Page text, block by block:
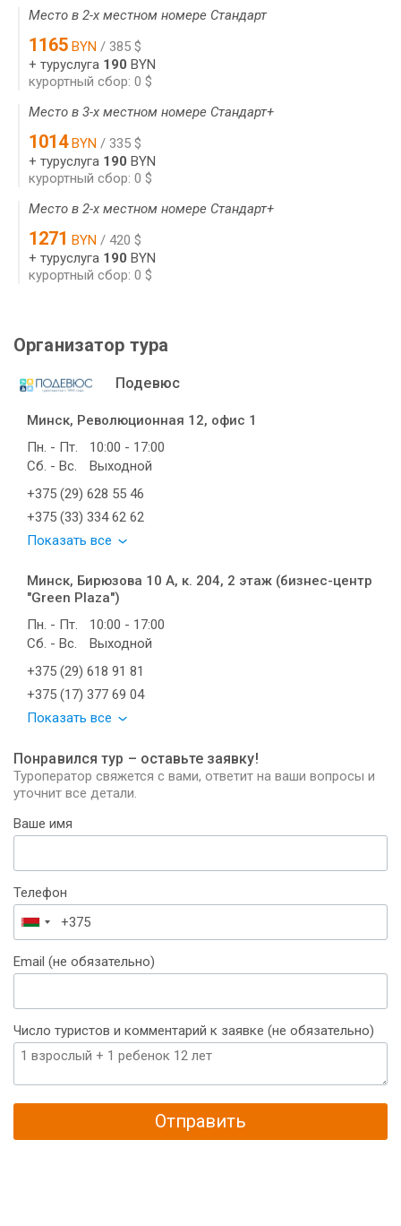
Место в 2-х местном номере Стандарт
1165 BYN / 385 $
+ туруслуга 190 BYN
курортный сбор: 0 $
Место в 3-х местном номере Стандарт+
1014BYN / 335 $
+ туруслуга 190 BYN
курортный сбор: 0 $
Место в 2-х местном номере Стандарт+
1271 BYN / 420 $
+ туруслуга 190 BYN
курортный сбор: 0 $
Организатор тура
Подевюс
Минск, Революционная 12, офис 1
Пн. - Пт.
10:00 - 17:00
Сб. - Вс.
Выходной
+375 (29) 628 55 46
+375 (33) 334 62 62
Показать все
Минск, Бирюзова 10 А, к. 204, 2 этаж (бизнес-центр
"Green Plaza")
Пн. - Пт.
10:00 - 17:00
Сб. - Вс.
Выходной
+375 (29) 618 91 81
+375 (17) 377 69 04
Показать все
Понравился тур – оставьте заявку!
Туроператор свяжется с вами, ответит на ваши вопросы и
уточнит все детали.
Ваше имя
Телефон
Беларусь
+375
Email (не обязательно)
Число туристов и комментарий к заявке (не обязательно)
Отправить